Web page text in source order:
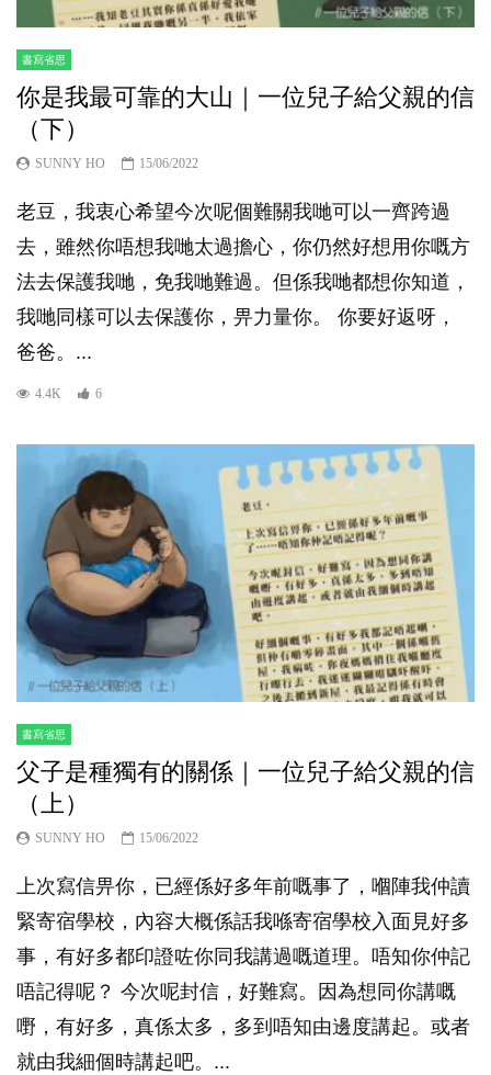
書寫省思
你是我最可靠的大山｜一位兒子給父親的信
（下）
SUNNY HO 15/06/2022
老豆，我衷心希望今次呢個難關我哋可以一齊跨過
去，雖然你唔想我哋太過擔心，你仍然好想用你嘅方
法去保護我哋，免我哋難過。但係我哋都想你知道，
我哋同樣可以去保護你，畀力量你。 你要好返呀，
爸爸。...
4.4K 6
書寫省思
父子是種獨有的關係｜一位兒子給父親的信
（上）
SUNNY HO 15/06/2022
上次寫信畀你，已經係好多年前嘅事了，嗰陣我仲讀
緊寄宿學校，內容大概係話我喺寄宿學校入面見好多
事，有好多都印證咗你同我講過嘅道理。唔知你仲記
唔記得呢？ 今次呢封信，好難寫。因為想同你講嘅
嘢，有好多，真係太多，多到唔知由邊度講起。或者
就由我細個時講起吧。...